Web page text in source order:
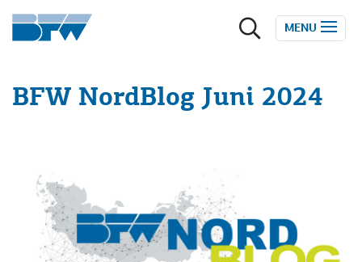
Zum Inhalt springen
MENU
BFW NordBlog Juni 2024